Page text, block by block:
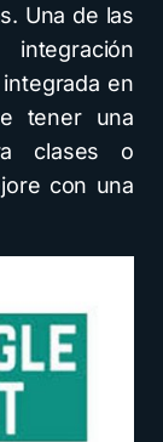
Una de las
en
tener una
clases o
con una